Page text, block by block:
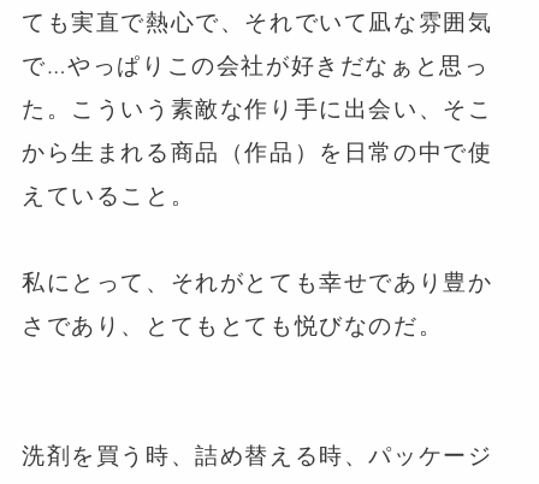
ても実直で熱心で、それでいて凪な雰囲気
で…やっぱりこの会社が好きだなぁと思っ
た。こういう素敵な作り手に出会い、そこ
から生まれる商品（作品）を日常の中で使
えていること。
私にとって、それがとても幸せであり豊か
さであり、とてもとても悦びなのだ。
洗剤を買う時、詰め替える時、パッケージ